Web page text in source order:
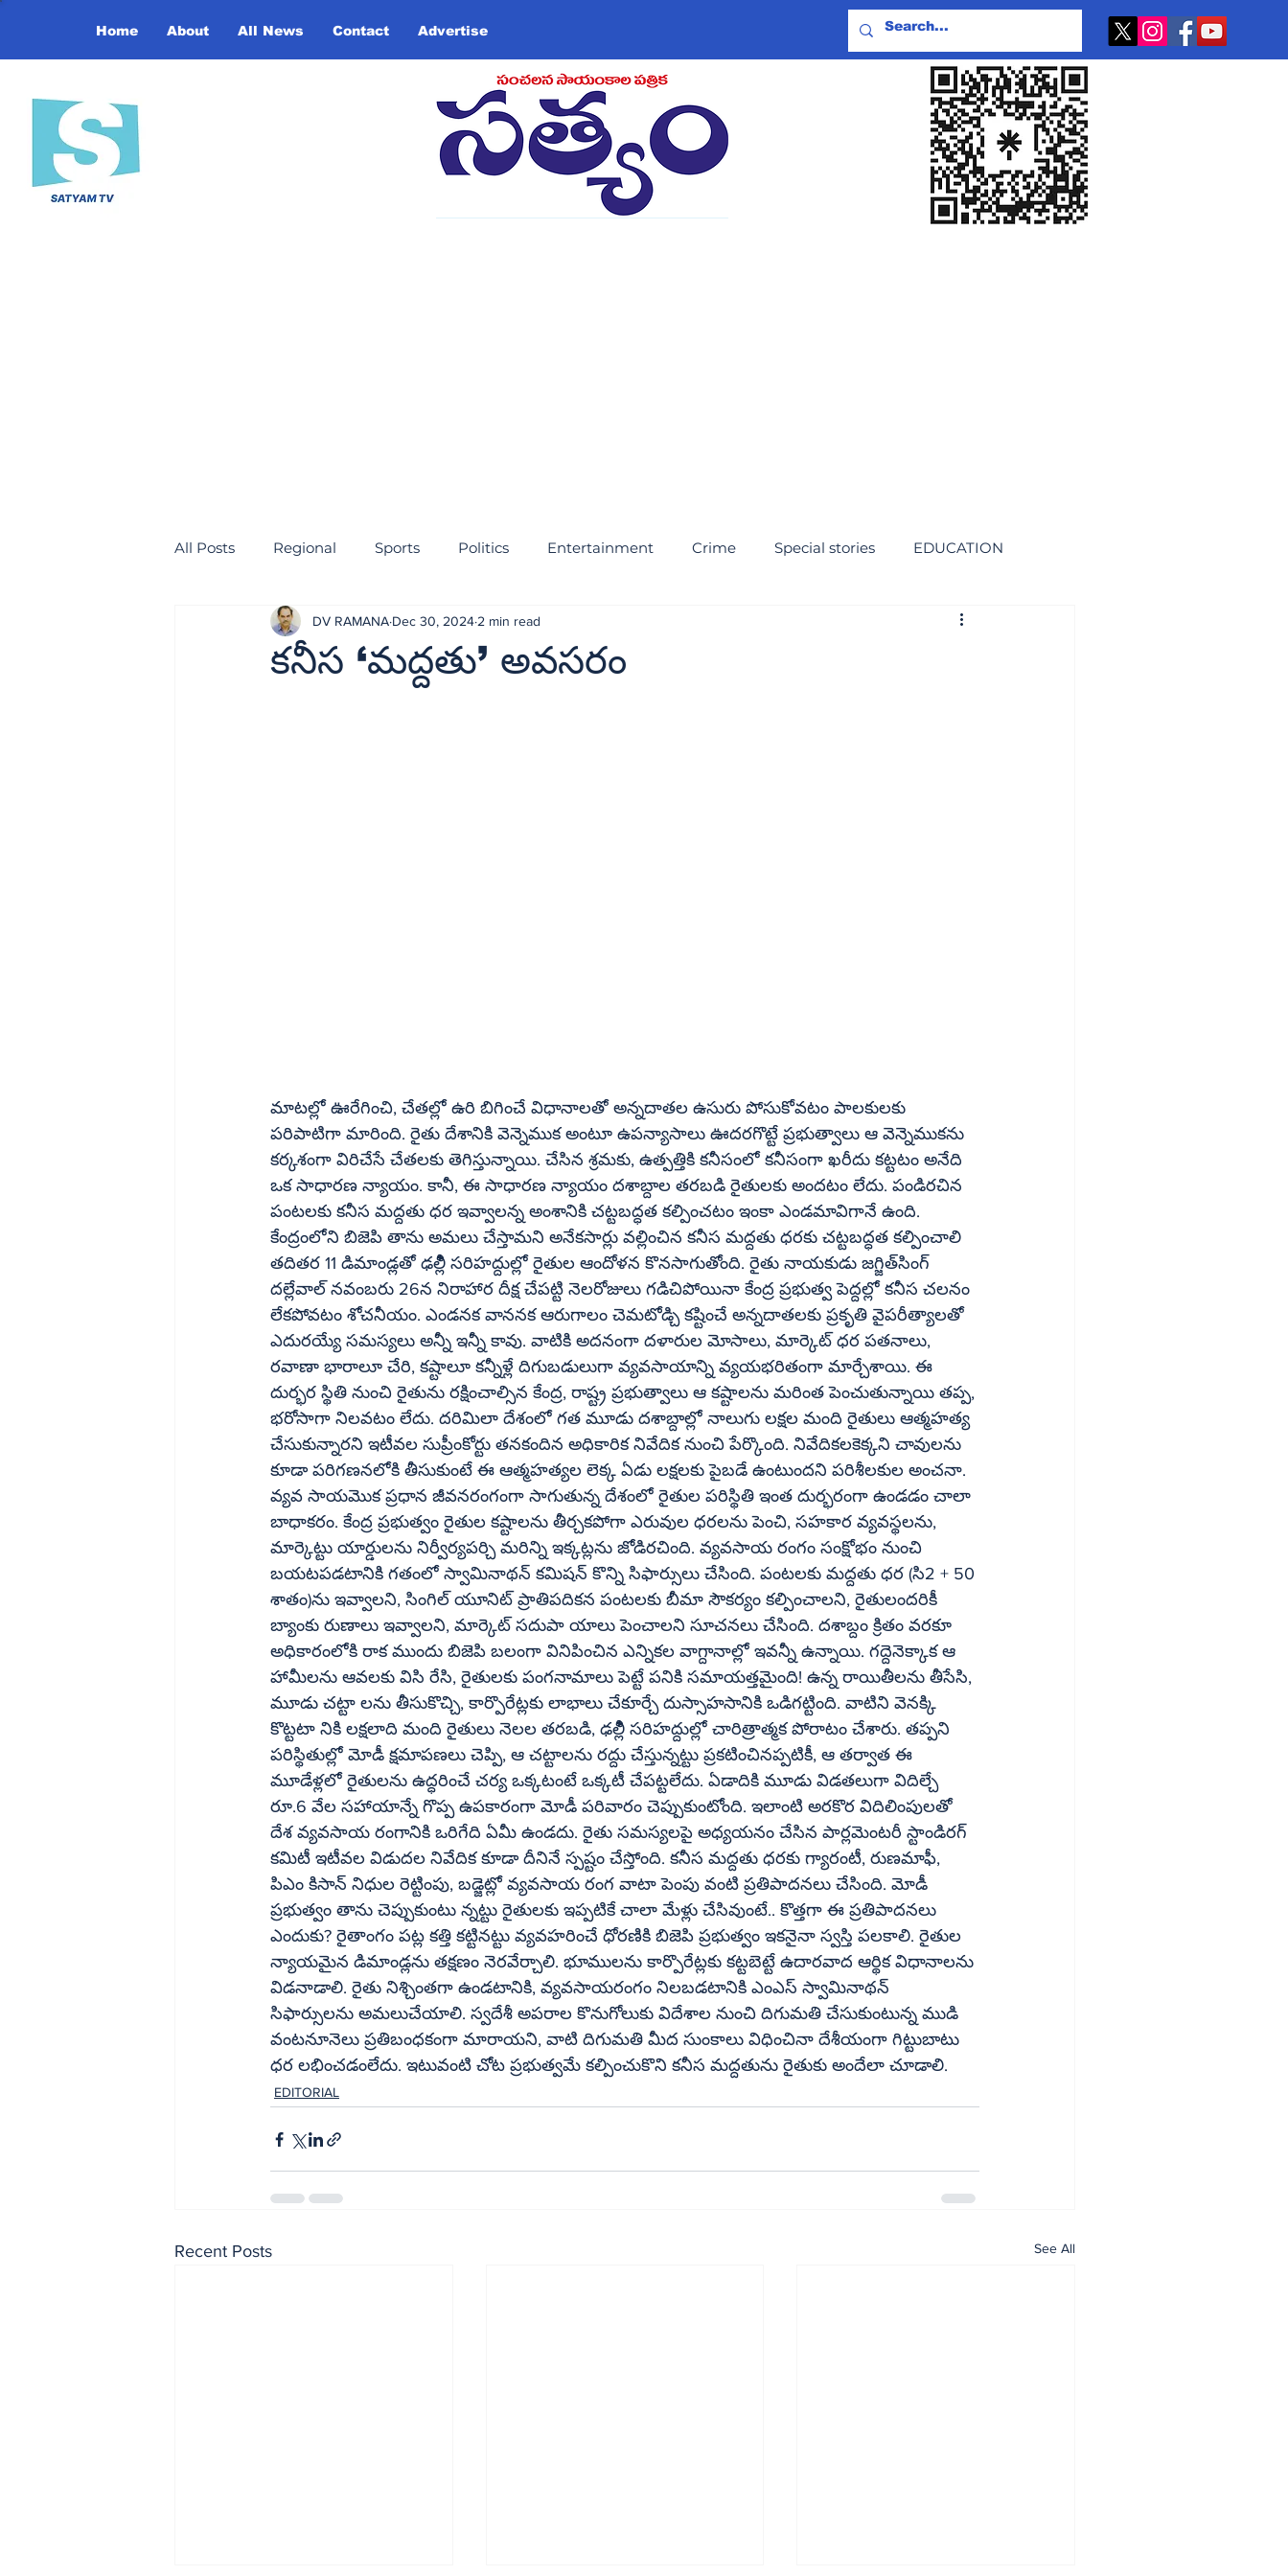
Home About All News Contact Advertise
All Posts Regional Sports Politics Entertainment Crime Special stories EDUCATION
EDITORIAL
కనీస ‘మద్దతు’ అవసరం
DV RAMANA Dec 30, 2024 2 min read
మాటల్లో ఊరేగించి, చేతల్లో ఉరి బిగించే విధానాలతో అన్నదాతల ఉసురు పోసుకోవటం పాలకులకు
పరిపాటిగా మారింది. రైతు దేశానికి వెన్నెముక అంటూ ఉపన్యాసాలు ఊదరగొట్టే ప్రభుత్వాలు ఆ వెన్నెముకను
కర్కశంగా విరిచేసే చేతలకు తెగిస్తున్నాయి. చేసిన శ్రమకు, ఉత్పత్తికి కనీసంలో కనీసంగా ఖరీదు కట్టటం అనేది
ఒక సాధారణ న్యాయం. కానీ, ఈ సాధారణ న్యాయం దశాబ్దాల తరబడి రైతులకు అందటం లేదు. పండిరచిన
పంటలకు కనీస మద్దతు ధర ఇవ్వాలన్న అంశానికి చట్టబద్ధత కల్పించటం ఇంకా ఎండమావిగానే ఉంది.
కేంద్రంలోని బిజెపి తాను అమలు చేస్తామని అనేకసార్లు వల్లించిన కనీస మద్దతు ధరకు చట్టబద్ధత కల్పించాలి
తదితర 11 డిమాండ్లతో ఢల్లీి సరిహద్దుల్లో రైతుల ఆందోళన కొనసాగుతోంది. రైతు నాయకుడు జగ్జిత్‌సింగ్‌
దల్లేవాల్‌ నవంబరు 26న నిరాహార దీక్ష చేపట్టి నెలరోజులు గడిచిపోయినా కేంద్ర ప్రభుత్వ పెద్దల్లో కనీస చలనం
లేకపోవటం శోచనీయం. ఎండనక వాననక ఆరుగాలం చెమటోడ్చి కష్టించే అన్నదాతలకు ప్రకృతి వైపరీత్యాలతో
ఎదురయ్యే సమస్యలు అన్నీ ఇన్నీ కావు. వాటికి అదనంగా దళారుల మోసాలు, మార్కెట్‌ ధర పతనాలు,
రవాణా భారాలూ చేరి, కష్టాలూ కన్నీళ్లే దిగుబడులుగా వ్యవసాయాన్ని వ్యయభరితంగా మార్చేశాయి. ఈ
దుర్భర స్థితి నుంచి రైతును రక్షించాల్సిన కేంద్ర, రాష్ట్ర ప్రభుత్వాలు ఆ కష్టాలను మరింత పెంచుతున్నాయి తప్ప,
భరోసాగా నిలవటం లేదు. దరిమిలా దేశంలో గత మూడు దశాబ్దాల్లో నాలుగు లక్షల మంది రైతులు ఆత్మహత్య
చేసుకున్నారని ఇటీవల సుప్రీంకోర్టు తనకందిన అధికారిక నివేదిక నుంచి పేర్కొంది. నివేదికలకెక్కని చావులను
కూడా పరిగణనలోకి తీసుకుంటే ఈ ఆత్మహత్యల లెక్క ఏడు లక్షలకు పైబడే ఉంటుందని పరిశీలకుల అంచనా.
వ్యవ సాయమొక ప్రధాన జీవనరంగంగా సాగుతున్న దేశంలో రైతుల పరిస్థితి ఇంత దుర్భరంగా ఉండడం చాలా
బాధాకరం. కేంద్ర ప్రభుత్వం రైతుల కష్టాలను తీర్చకపోగా ఎరువుల ధరలను పెంచి, సహకార వ్యవస్థలను,
మార్కెట్టు యార్డులను నిర్వీర్యపర్చి మరిన్ని ఇక్కట్లను జోడిరచింది. వ్యవసాయ రంగం సంక్షోభం నుంచి
బయటపడటానికి గతంలో స్వామినాథన్‌ కమిషన్‌ కొన్ని సిఫార్సులు చేసింది. పంటలకు మద్దతు ధర (సి2 + 50
శాతం)ను ఇవ్వాలని, సింగిల్‌ యూనిట్‌ ప్రాతిపదికన పంటలకు బీమా సౌకర్యం కల్పించాలని, రైతులందరికీ
బ్యాంకు రుణాలు ఇవ్వాలని, మార్కెట్‌ సదుపా యాలు పెంచాలని సూచనలు చేసింది. దశాబ్దం క్రితం వరకూ
అధికారంలోకి రాక ముందు బిజెపి బలంగా వినిపించిన ఎన్నికల వాగ్దానాల్లో ఇవన్నీ ఉన్నాయి. గద్దెనెక్కాక ఆ
హామీలను ఆవలకు విసి రేసి, రైతులకు పంగనామాలు పెట్టే పనికి సమాయత్తమైంది! ఉన్న రాయితీలను తీసేసి,
మూడు చట్టా లను తీసుకొచ్చి, కార్పొరేట్లకు లాభాలు చేకూర్చే దుస్సాహసానికి ఒడిగట్టింది. వాటిని వెనక్కి
కొట్టటా నికి లక్షలాది మంది రైతులు నెలల తరబడి, ఢల్లీి సరిహద్దుల్లో చారిత్రాత్మక పోరాటం చేశారు. తప్పని
పరిస్థితుల్లో మోడీ క్షమాపణలు చెప్పి, ఆ చట్టాలను రద్దు చేస్తున్నట్టు ప్రకటించినప్పటికీ, ఆ తర్వాత ఈ
మూడేళ్లలో రైతులను ఉద్ధరించే చర్య ఒక్కటంటే ఒక్కటీ చేపట్టలేదు. ఏడాదికి మూడు విడతలుగా విదిల్చే
రూ.6 వేల సహాయాన్నే గొప్ప ఉపకారంగా మోడీ పరివారం చెప్పుకుంటోంది. ఇలాంటి అరకొర విదిలింపులతో
దేశ వ్యవసాయ రంగానికి ఒరిగేది ఏమీ ఉండదు. రైతు సమస్యలపై అధ్యయనం చేసిన పార్లమెంటరీ స్టాండిరగ్‌
కమిటీ ఇటీవల విడుదల నివేదిక కూడా దీనినే స్పష్టం చేస్తోంది. కనీస మద్దతు ధరకు గ్యారంటీ, రుణమాఫీ,
పిఎం కిసాన్‌ నిధుల రెట్టింపు, బడ్జెట్లో వ్యవసాయ రంగ వాటా పెంపు వంటి ప్రతిపాదనలు చేసింది. మోడీ
ప్రభుత్వం తాను చెప్పుకుంటు న్నట్టు రైతులకు ఇప్పటికే చాలా మేళ్లు చేసివుంటే.. కొత్తగా ఈ ప్రతిపాదనలు
ఎందుకు? రైతాంగం పట్ల కత్తి కట్టినట్టు వ్యవహరించే ధోరణికి బిజెపి ప్రభుత్వం ఇకనైనా స్వస్తి పలకాలి. రైతుల
న్యాయమైన డిమాండ్లను తక్షణం నెరవేర్చాలి. భూములను కార్పొరేట్లకు కట్టబెట్టే ఉదారవాద ఆర్థిక విధానాలను
విడనాడాలి. రైతు నిశ్చింతగా ఉండటానికి, వ్యవసాయరంగం నిలబడటానికి ఎంఎస్‌ స్వామినాథన్‌
సిఫార్సులను అమలుచేయాలి. స్వదేశీ అపరాల కొనుగోలుకు విదేశాల నుంచి దిగుమతి చేసుకుంటున్న ముడి
వంటనూనెలు ప్రతిబంధకంగా మారాయని, వాటి దిగుమతి మీద సుంకాలు విధించినా దేశీయంగా గిట్టుబాటు
ధర లభించడంలేదు. ఇటువంటి చోట ప్రభుత్వమే కల్పించుకొని కనీస మద్దతును రైతుకు అందేలా చూడాలి.
EDITORIAL
Recent Posts See All